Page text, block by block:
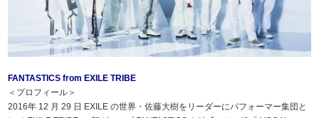
FANTASTICS from EXILE TRIBE
＜プロフィール＞
2016年 12 月 29 日 EXILE の世界・佐藤大樹をリーダーにパフォーマー集団と